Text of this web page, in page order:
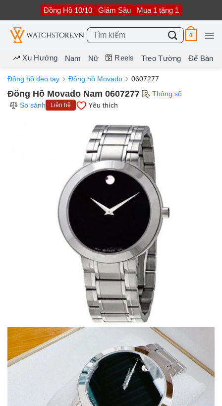
nội
dung
Đồng Hồ 10/10 Giảm Sâu Mua 1 tặng 1
Tìm
kiếm:
0
Xu Hướng Nam Nữ Reels Treo Tường Để Bàn
Đồng hồ đeo tay Đồng hồ Movado 0607277
Đồng Hồ Movado Nam 0607277
Thông số
So sánh
Liên hệ Yêu thích